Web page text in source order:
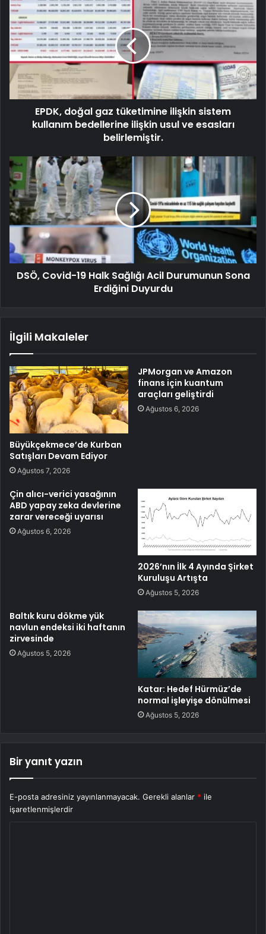
EPDK, doğal gaz tüketimine ilişkin sistem
kullanım bedellerine ilişkin usul ve esasları
belirlemiştir.
DSÖ, Covid-19 Halk Sağlığı Acil Durumunun Sona
Erdiğini Duyurdu
İlgili Makaleler
Büyükçekmece’de Kurban
Satışları Devam Ediyor
Ağustos 7, 2026
JPMorgan ve Amazon
finans için kuantum
araçları geliştirdi
Ağustos 6, 2026
Çin alıcı-verici yasağının
ABD yapay zeka devlerine
zarar vereceği uyarısı
Ağustos 6, 2026
2026’nın İlk 4 Ayında Şirket
Kuruluşu Artışta
Ağustos 5, 2026
Baltık kuru dökme yük
navlun endeksi iki haftanın
zirvesinde
Ağustos 5, 2026
Katar: Hedef Hürmüz’de
normal işleyişe dönülmesi
Ağustos 5, 2026
Bir yanıt yazın
E-posta adresiniz yayınlanmayacak. Gerekli alanlar * ile
işaretlenmişlerdir